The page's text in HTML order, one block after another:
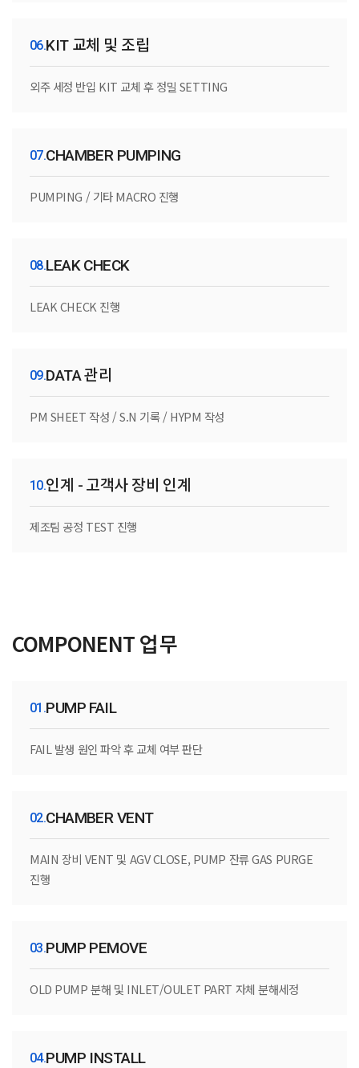
KIT 교체 및 조립
외주 세정 반입 KIT 교체 후 정밀 SETTING
CHAMBER PUMPING
PUMPING / 기타 MACRO 진행
LEAK CHECK
LEAK CHECK 진행
DATA 관리
PM SHEET 작성 / S.N 기록 / HYPM 작성
인계 - 고객사 장비 인계
제조팀 공정 TEST 진행
COMPONENT 업무
PUMP FAIL
FAIL 발생 원인 파악 후 교체 여부 판단
CHAMBER VENT
MAIN 장비 VENT 및 AGV CLOSE, PUMP 잔류 GAS PURGE
진행
PUMP PEMOVE
OLD PUMP 분해 및 INLET/OULET PART 자체 분해세정
PUMP INSTALL